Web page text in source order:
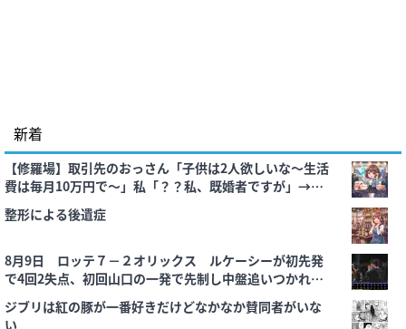
新着
【修羅場】取引先のおっさん「子供は2人欲しいな～生活
費は毎月10万円で～」私「？？私、既婚者ですが」→い
きなり電波発言をされた上に、会社にクレームの電話を
入
整形による後遺症
8月9日 ロッテ７－２オリックス ルケーシーが初先発
で4回2失点、初回山口の一発で先制し中盤追いつかれる
も打線躍動し連勝！
ジブリは紅の豚が一番好きだけどなかなか賛同者がいな
い